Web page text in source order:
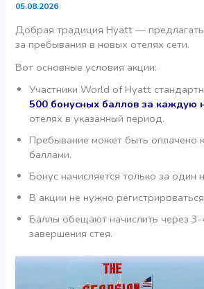
05.08.2026
Добрая традиция Hyatt —
за пребывания в новых отелях сети.
Вот основные условия акции:
Участники World of Hyatt
500 бонусных баллов за каждую
отелях в указанный период.
Пребывание может быть оплачено
баллами.
Бонус начисляется только за один
В акции не нужно
Баллы обещают начислить через
завершения стея.